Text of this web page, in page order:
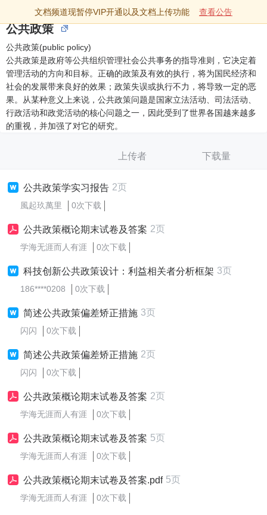
文档频道现暂停VIP开通以及文档上传功能 查看公告
公共政策
公共政策(public policy)
公共政策是政府等公共组织管理社会公共事务的指导准则，它决定着
管理活动的方向和目标。正确的政策及有效的执行，将为国民经济和
社会的发展带来良好的效果；政策失误或执行不力，将导致一定的恶
果。从某种意义上来说，公共政策问题是国家立法活动、司法活动、
行政活动和政党活动的核心问题之一，因此受到了世界各国越来越多
的重视，并加强了对它的研究。
上传者 下载量
公共政策学实习报告 2页
風起玖萬里 0次下载
公共政策概论期末试卷及答案 2页
学海无涯而人有涯 0次下载
科技创新公共政策设计：利益相关者分析框架 3页
186****0208 0次下载
简述公共政策偏差矫正措施 3页
闪闪 0次下载
简述公共政策偏差矫正措施 2页
闪闪 0次下载
公共政策概论期末试卷及答案 2页
学海无涯而人有涯 0次下载
公共政策概论期末试卷及答案 5页
学海无涯而人有涯 0次下载
公共政策概论期末试卷及答案.pdf 5页
学海无涯而人有涯 0次下载